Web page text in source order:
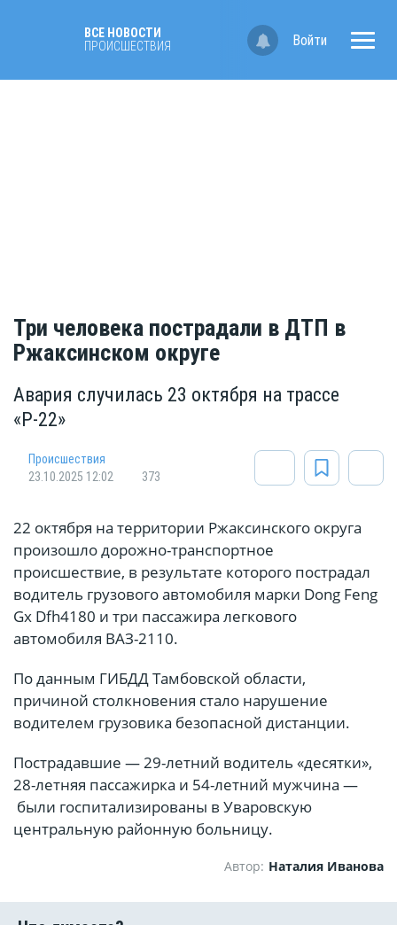
ВСЕ НОВОСТИ
ПРОИСШЕСТВИЯ
Войти
Три человека пострадали в ДТП в
Ржаксинском округе
Авария случилась 23 октября на трассе
«Р-22»
Происшествия
23.10.2025 12:02
373
22 октября на территории Ржаксинского округа
произошло дорожно-транспортное
происшествие, в результате которого пострадал
водитель грузового автомобиля марки Dong Feng
Gx Dfh4180 и три пассажира легкового
автомобиля ВАЗ-2110.
По данным ГИБДД Тамбовской области,
причиной столкновения стало нарушение
водителем грузовика безопасной дистанции.
Пострадавшие — 29-летний водитель «десятки»,
28-летняя пассажирка и 54-летний мужчина —
были госпитализированы в Уваровскую
центральную районную больницу.
Автор: Наталия Иванова